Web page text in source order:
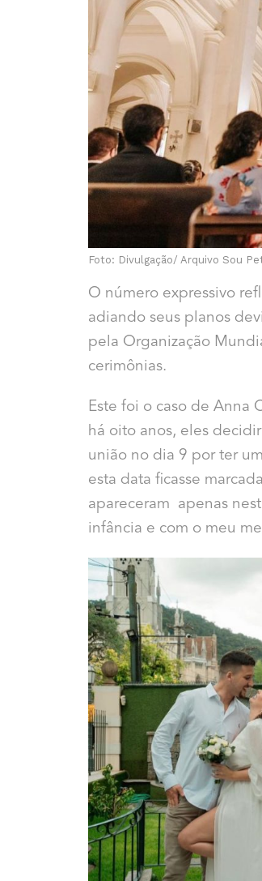
Foto: Divulgação/ Arquivo Sou
O número expressivo
adiando seus planos
pela Organização
cerimônias.
Este foi o caso de Anna
há oito anos, eles
união no dia 9 por ter
esta data ficasse
apareceram apenas
infância e com o meu